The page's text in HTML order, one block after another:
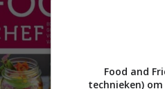
Food and
technieken)